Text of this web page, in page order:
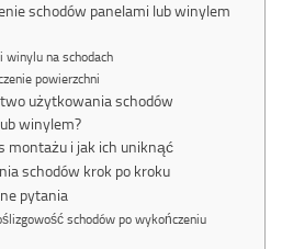
schodów panelami lub winylem
winylu na schodach
powierzchni
użytkowania schodów
winylem?
montażu i jak ich uniknąć
schodów krok po kroku
pytania
schodów po wykończeniu